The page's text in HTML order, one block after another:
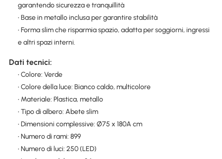
garantendo sicurezza e tranquillità
• Base in metallo inclusa per garantire stabilità
• Forma slim che risparmia spazio, adatta per soggiorni, ingressi
e altri spazi interni.
Dati tecnici:
• Colore: Verde
• Colore della luce: Bianco caldo, multicolore
• Materiale: Plastica, metallo
• Tipo di albero: Abete slim
• Dimensioni complessive: Ø75 x 180A cm
• Numero di rami: 899
• Numero di luci: 250 (LED)